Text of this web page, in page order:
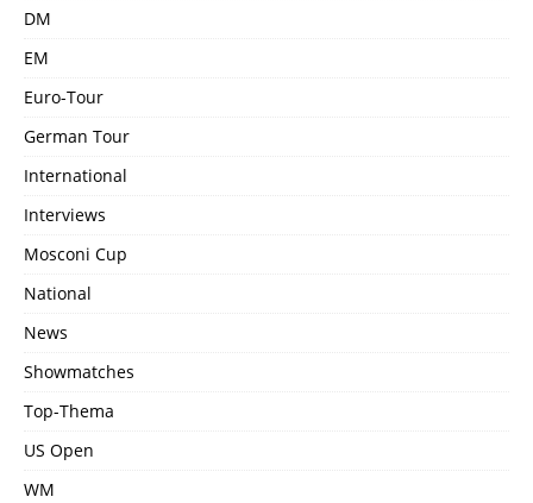
DM
EM
Euro-Tour
German Tour
International
Interviews
Mosconi Cup
National
News
Showmatches
Top-Thema
US Open
WM